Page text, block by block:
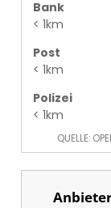
Bank
< 1km
Post
< 1km
Polizei
< 1km
QUELLE: